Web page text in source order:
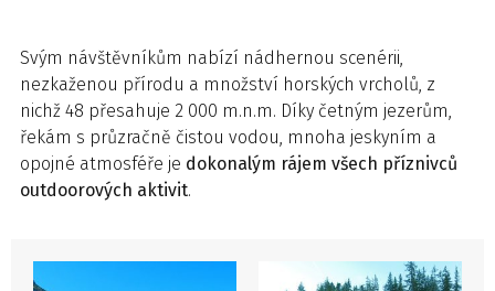
Svým návštěvníkům nabízí nádhernou scenérii,
nezkaženou přírodu a množství horských vrcholů, z
nichž 48 přesahuje 2 000 m.n.m. Díky četným jezerům,
řekám s průzračně čistou vodou, mnoha jeskyním a
opojné atmosféře je dokonalým rájem všech příznivců
outdoorových aktivit.